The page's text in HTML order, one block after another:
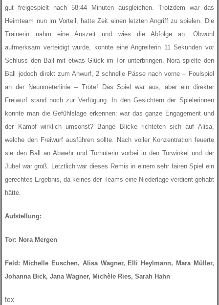
gut freigespielt nach 58:44 Minuten ausgleichen. Trotzdem war das
Heimteam nun im Vorteil, hatte Zeit einen letzten Angriff zu spielen. Die
Trainerin nahm eine Auszeit und wies die Abfolge an. Obwohl
aufmerksam verteidigt wurde, konnte eine Angreiferin 11 Sekunden vor
Schluss den Ball mit etwas Glück im Tor unterbringen. Nora spielte den
Ball jedoch direkt zum Anwurf, 2 schnelle Pässe nach vorne – Foulspiel
an der Neunmeterlinie – Tröte! Das Spiel war aus, aber ein direkter
Freiwurf stand noch zur Verfügung. In den Gesichtern der Spielerinnen
konnte man die Gefühlslage erkennen: war das ganze Engagement und
der Kampf wirklich umsonst? Bange Blicke richteten sich auf Alisa,
welche den Freiwurf ausführen sollte. Nach voller Konzentration feuerte
sie den Ball an Abwehr und Torhüterin vorbei in den Torwinkel und der
Jubel war groß. Letztlich war dieses Remis in einem sehr fairen Spiel ein
gerechtes Ergebnis, da keines der Teams eine Niederlage verdient gehabt
hätte.
Aufstellung:
Tor: Nora Mergen
Feld: Michelle Euschen, Alisa Wagner, Elli Heylmann, Mara Müller,
Johanna Bick, Jana Wagner, Michèle Ries, Sarah Hahn
tox